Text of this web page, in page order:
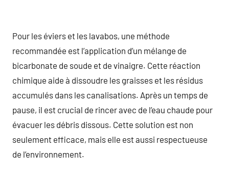
Pour les éviers et les lavabos, une méthode
recommandée est l’application d’un mélange de
bicarbonate de soude et de vinaigre. Cette réaction
chimique aide à dissoudre les graisses et les résidus
accumulés dans les canalisations. Après un temps de
pause, il est crucial de rincer avec de l’eau chaude pour
évacuer les débris dissous. Cette solution est non
seulement efficace, mais elle est aussi respectueuse
de l’environnement.